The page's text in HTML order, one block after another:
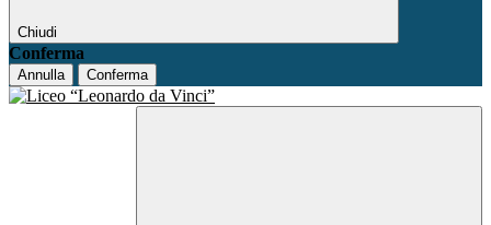
Chiudi
Conferma
Annulla Conferma